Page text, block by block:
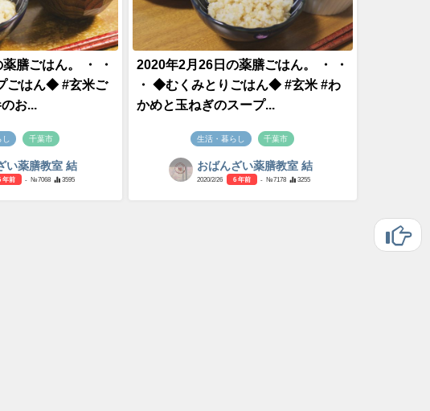
膳ごはん。 ・ ・
ごはん◆ #玄米ご
お...
千葉市
い薬膳教室 結
年前 - №7068 3595
2020年2月26日の薬膳ごはん。 ・ ・
・ ◆むくみとりごはん◆ #玄米 #わ
かめと玉ねぎのスープ...
生活・暮らし 千葉市
おばんざい薬膳教室 結
2020/2/26 6 年前 - №7178 3255